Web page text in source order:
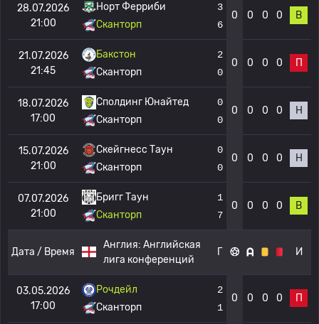
28.07.2026
21:00
Норт Ферриби
Сканторп
3
6
0 0 0 0 В
21.07.2026
21:45
Бакстон
Сканторп
2
0
0 0 0 0 П
18.07.2026
17:00
Сполдинг Юнайтед
Сканторп
0
0
0 0 0 0 Н
15.07.2026
21:00
Скейгнесс Таун
Сканторп
0
0
0 0 0 0 Н
07.07.2026
21:00
Бригг Таун
Сканторп
1
7
0 0 0 0 В
Дата / Время
Англия: Английская
лига конференций
Г И
03.05.2026
17:00
Рочдейл
Сканторп
2
1
0 0 0 0 П